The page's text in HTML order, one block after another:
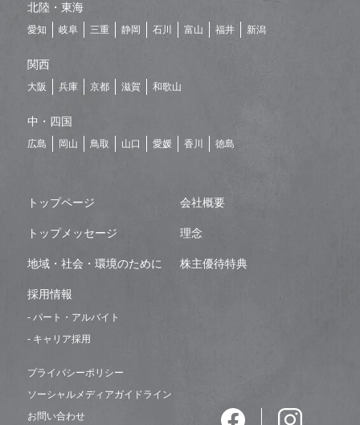
トップページ 会社概要
トップメッセージ 理念
地域・社会・環境のために 株主優待特典
採用情報
- パート・アルバイト
- キャリア採用
プライバシーポリシー
ソーシャルメディアガイドライン
お問い合わせ
北陸・東海
愛知 岐阜 三重 静岡 石川 富山 福井 新潟
関西
大阪 兵庫 京都 滋賀 和歌山
中・四国
広島 岡山 鳥取 山口 愛媛 香川 徳島